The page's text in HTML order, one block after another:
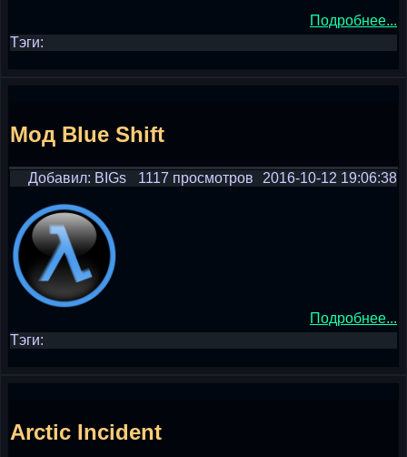
Подробнее...
Тэги:
Мод Blue Shift
Добавил: BIGs 2016-10-12 19:06:38
1117 просмотров
Подробнее...
Тэги:
Arctic Incident